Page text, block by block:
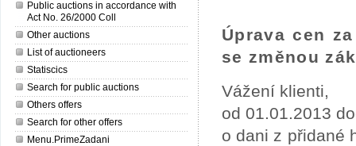
Public auctions in accordance with
Act No. 26/2000 Coll
Other auctions
List of auctioneers
Statiscics
Search for public auctions
Others offers
Search for other offers
Menu.PrimeZadani
Úprava cen
se změnou
Vážení klienti,
od 01.01.2013
o dani z přidané